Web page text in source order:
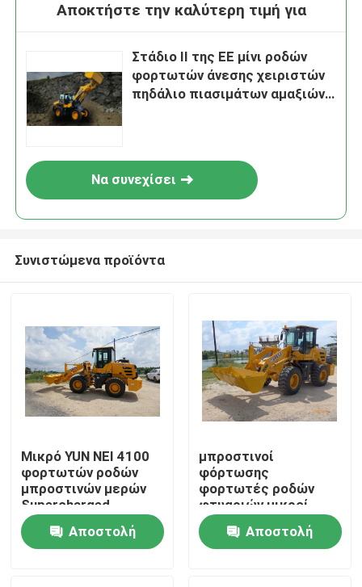
Σπίτι
Προϊόντα
Αποκτήστε την καλύτερη τιμή για
Στάδιο ΙΙ της ΕΕ μίνι ροδών
φορτωτών άνεσης χειριστών
πηδάλιο πιασιμάτων αμαξιών
Να συνεχίσει
Συνιστώμενα προϊόντα
Μικρό YUN NEI 4100
φορτωτών ροδών
μπροστινών μερών
Supercharged
στοιχείο
Αποστολή
μπροστινοί
φόρτωσης
φορτωτές ροδών
φτυαριών μικροί
φορτίο εργασίας
2500 κλΑποστολή